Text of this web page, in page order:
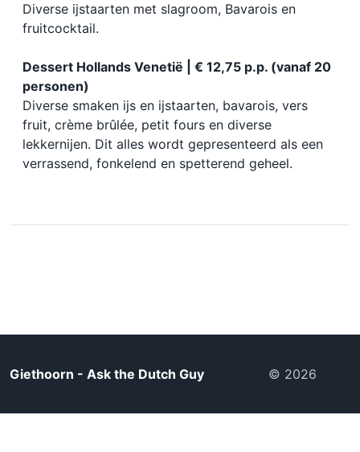
Diverse ijstaarten met slagroom, Bavarois en
fruitcocktail.
Dessert Hollands Venetië | € 12,75 p.p. (vanaf 20
personen)
Diverse smaken ijs en ijstaarten, bavarois, vers
fruit, crème brûlée, petit fours en diverse
lekkernijen. Dit alles wordt gepresenteerd als een
verrassend, fonkelend en spetterend geheel.
Giethoorn - Ask the Dutch Guy © 2026